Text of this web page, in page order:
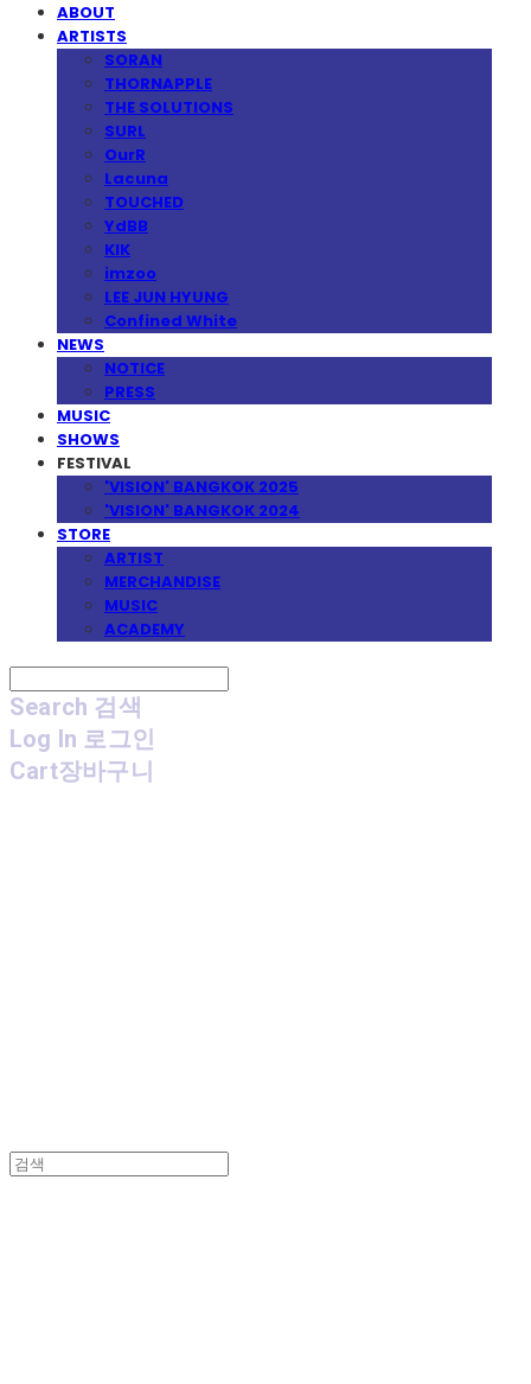
ABOUT
ARTISTS
SORAN
THORNAPPLE
THE SOLUTIONS
SURL
OurR
Lacuna
TOUCHED
YdBB
KIK
imzoo
LEE JUN HYUNG
Confined White
NEWS
NOTICE
PRESS
MUSIC
SHOWS
FESTIVAL
'VISION' BANGKOK 2025
'VISION' BANGKOK 2024
STORE
ARTIST
MERCHANDISE
MUSIC
ACADEMY
Search 검색
Log In 로그인
Cart장바구니